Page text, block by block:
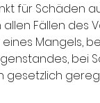
für Schäden
Fällen des
Mangels,
bei